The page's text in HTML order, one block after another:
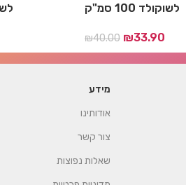
לשוקולד 100 סמ"ק
₪40.00 ₪33.90
מידע
אודותינו
צור קשר
שאלות נפוצות